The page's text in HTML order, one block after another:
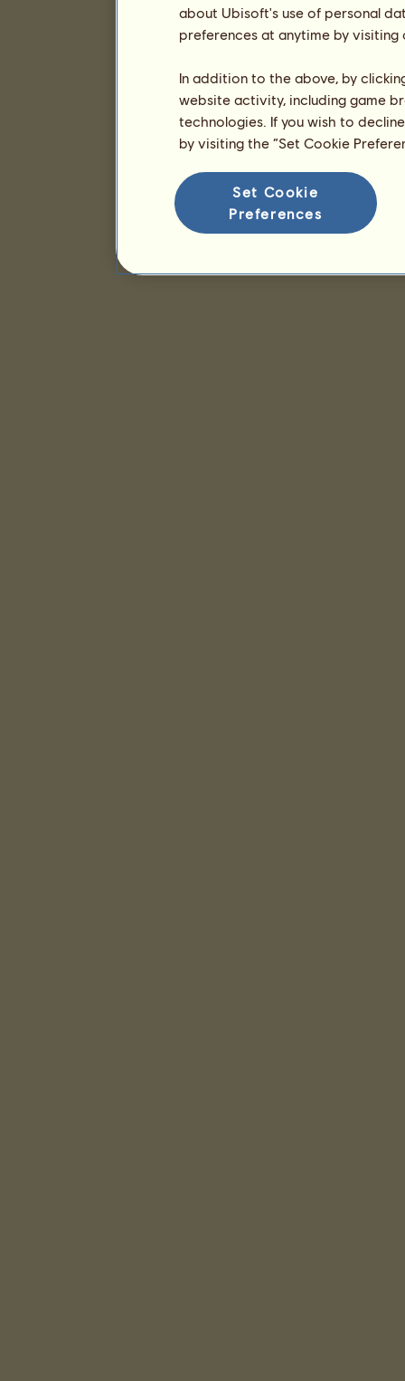
about Ubisoft's use of personal
preferences at anytime by
In addition to the above, by
website activity, including game
technologies. If you wish to
by visiting the “Set Cookie
Set Cookie
Preferences